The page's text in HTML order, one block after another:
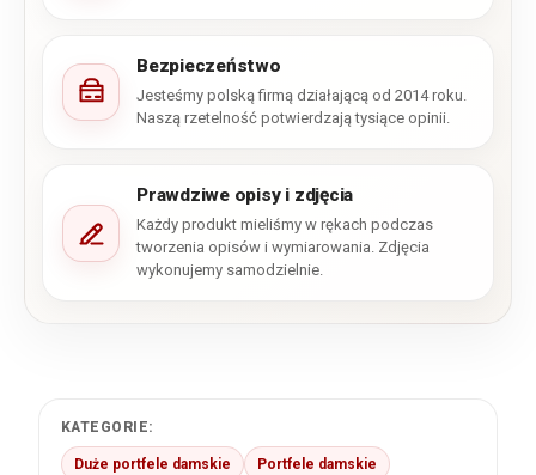
Bezpieczeństwo
Jesteśmy polską firmą działającą od 2014 roku.
Naszą rzetelność potwierdzają tysiące opinii.
Prawdziwe opisy i zdjęcia
Każdy produkt mieliśmy w rękach podczas
tworzenia opisów i wymiarowania. Zdjęcia
wykonujemy samodzielnie.
KATEGORIE:
Duże portfele damskie Portfele damskie